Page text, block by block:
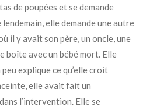
de poupées et se demande
elle demande une autre
il y avait son père, un oncle, une
boîte avec un bébé mort. Elle
explique ce qu’elle croit
elle avait fait un
l’intervention. Elle se